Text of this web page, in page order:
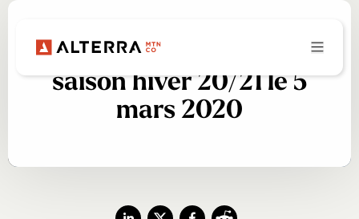
Le Ikon Pass ouvre la
saison hiver 20/21 le 5
mars 2020